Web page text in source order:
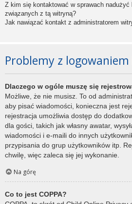
Z kim się kontaktować w sprawach nadużyć
związanych z tą witryną?
Jak nawiązać kontakt z administratorem
Problemy z
Dlaczego w ogóle muszę się
Możliwe, że nie musisz. To od
aby pisać wiadomości, konieczna jest
rejestracja umożliwia dostęp do
dla gości, takich jak własny awatar,
wiadomości i e-maili do innych
przypisania do grup użytkowników itp.
chwilę, więc zaleca się jej wykonanie.
Na górę
Co to jest COPPA?